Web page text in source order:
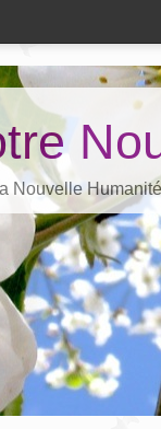
Nouvelle Humanité